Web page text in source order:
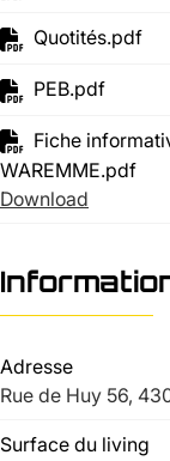
Quotités.pdf
PEB.pdf
Fiche
WAREMME.pdf
Download
Adresse
Rue de Huy 56,
Surface du living